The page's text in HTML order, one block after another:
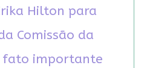
Hilton para
Comissão da
fato importante